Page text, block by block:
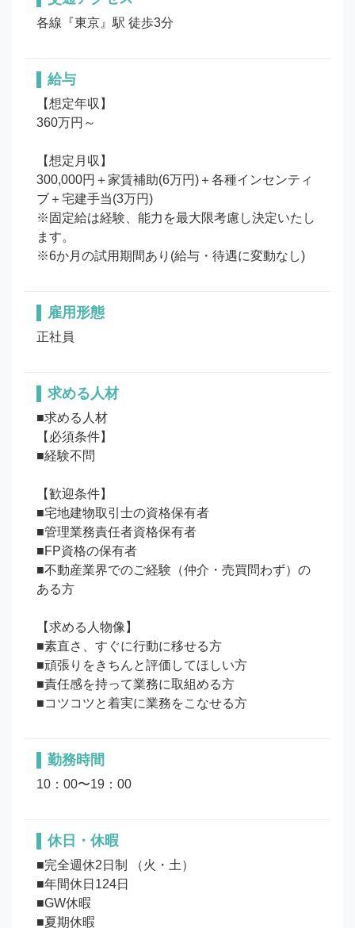
各線『東京』駅 徒歩3分
給与
【想定年収】
360万円～
【想定月収】
300,000円＋家賃補助(6万円)＋各種インセンティ
ブ＋宅建手当(3万円)
※固定給は経験、能力を最大限考慮し決定いたし
ます。
※6か月の試用期間あり(給与・待遇に変動なし)
雇用形態
正社員
求める人材
■求める人材
【必須条件】
■経験不問
【歓迎条件】
■宅地建物取引士の資格保有者
■管理業務責任者資格保有者
■FP資格の保有者
■不動産業界でのご経験（仲介・売買問わず）の
ある方
【求める人物像】
■素直さ、すぐに行動に移せる方
■頑張りをきちんと評価してほしい方
■責任感を持って業務に取組める方
勤務時間
10：00〜19：00
休日・休暇
■完全週休2日制 （火・土）
■年間休日124日
■GW休暇
■夏期休暇